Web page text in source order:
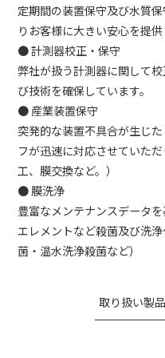
定期間の装置保守及び水質
りお客様に大きい安心を提供
● 計測器校正・保守
弊社が扱う計測器に関して
び技術を確保しています。
● 産業装置保守
突発的な装置不具合が生じ
フが迅速に対応させていた
工、膜交換など。）
● 膜洗浄
豊富なメンテナンスデータ
エレメントなど殺菌及び洗
菌・温水洗浄殺菌など）
取り扱い製